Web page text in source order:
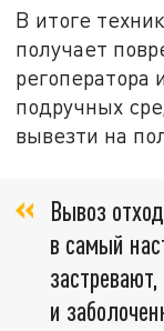
В итоге
получает
подручных
вывезти на
Вывоз
в самый
и